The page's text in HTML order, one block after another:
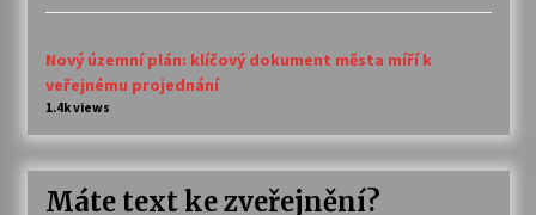
Nový územní plán: klíčový dokument města míří k
veřejnému projednání
1.4k views
Máte text ke zveřejnění?